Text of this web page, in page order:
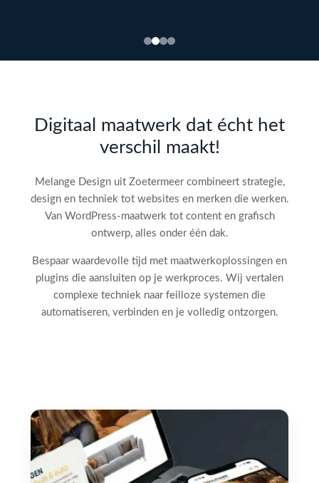
de SEO-
audit
Digitaal maatwerk dat écht het
verschil maakt!
Melange Design uit Zoetermeer combineert strategie,
design en techniek tot websites en merken die werken.
Van WordPress-maatwerk tot content en grafisch
ontwerp, alles onder één dak.
Bespaar waardevolle tijd met maatwerkoplossingen en
plugins die aansluiten op je werkproces. Wij vertalen
complexe techniek naar feilloze systemen die
automatiseren, verbinden en je volledig ontzorgen.